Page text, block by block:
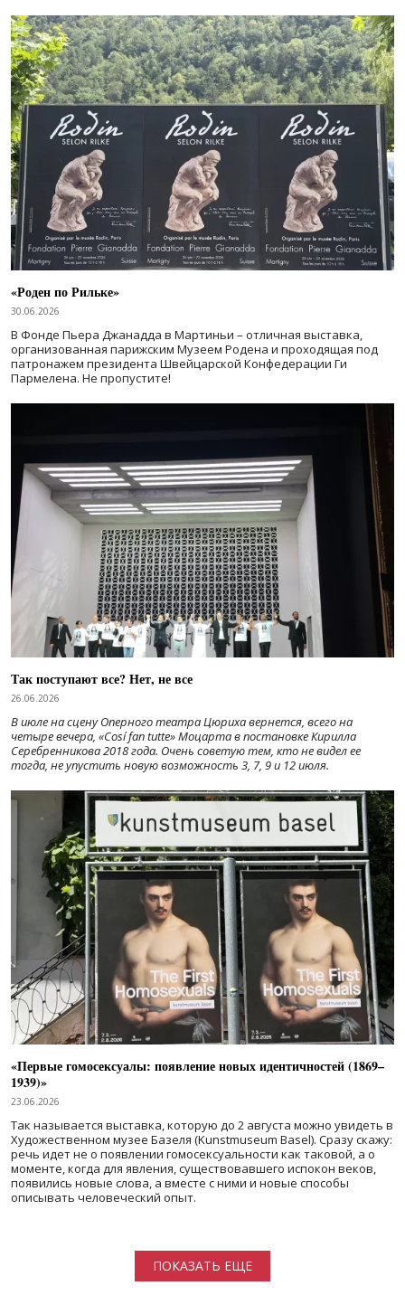
«Роден по Рильке»
30.06.2026
В Фонде Пьера Джанадда в Мартиньи – отличная выставка,
организованная парижским Музеем Родена и проходящая под
патронажем президента Швейцарской Конфедерации Ги
Пармелена. Не пропустите!
Так поступают все? Нет, не все
26.06.2026
В июле на сцену Оперного театра Цюриха вернется, всего на
четыре вечера, «Cosí fan tutte» Моцарта в постановке Кирилла
Серебренникова 2018 года. Очень советую тем, кто не видел ее
тогда, не упустить новую возможность 3, 7, 9 и 12 июля.
«Первые гомосексуалы: появление новых идентичностей (1869–
1939)»
23.06.2026
Так называется выставка, которую до 2 августа можно увидеть в
Художественном музее Базеля (Kunstmuseum Basel). Сразу скажу:
речь идет не о появлении гомосексуальности как таковой, а о
моменте, когда для явления, существовавшего испокон веков,
появились новые слова, а вместе с ними и новые способы
описывать человеческий опыт.
ПОКАЗАТЬ ЕЩЕ